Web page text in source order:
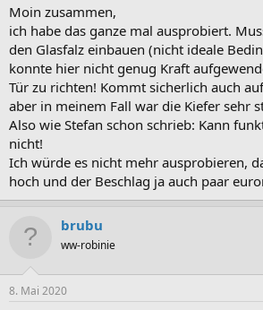
Moin zusammen,
ich habe das ganze mal ausprobiert.
den Glasfalz einbauen (nicht ideale
konnte hier nicht genug Kraft
Tür zu richten! Kommt sicherlich auch
aber in meinem Fall war die Kiefer sehr
Also wie Stefan schon schrieb: Kann
nicht!
Ich würde es nicht mehr ausprobieren,
hoch und der Beschlag ja auch paar
brubu
ww-robinie
8. Mai 2020